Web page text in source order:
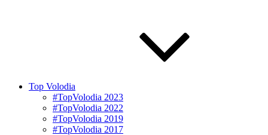
Top Volodia
#TopVolodia 2023
#TopVolodia 2022
#TopVolodia 2019
#TopVolodia 2017